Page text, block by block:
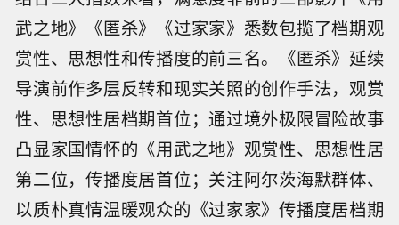
武之地》《匿杀》《过家家》悉数包揽了档期观
赏性、思想性和传播度的前三名。《匿杀》延续
导演前作多层反转和现实关照的创作手法，观赏
性、思想性居档期首位；通过境外极限冒险故事
凸显家国情怀的《用武之地》观赏性、思想性居
第二位，传播度居首位；关注阿尔茨海默群体、
以质朴真情温暖观众的《过家家》传播度居档期